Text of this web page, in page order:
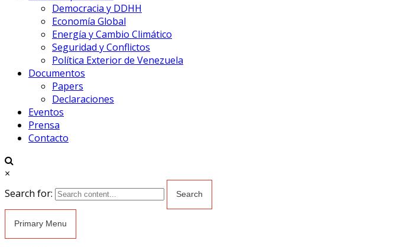
Democracia y DDHH
Economía Global
Energía y Cambio Climático
Seguridad y Conflictos
Política Exterior de Venezuela
Documentos
Papers
Declaraciones
Eventos
Prensa
Contacto
×
Search for:
Primary Menu